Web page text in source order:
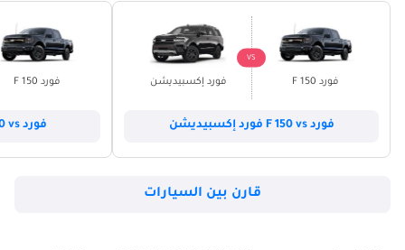
فورد F 150
VS
فورد إكسبيديشن
فورد F 150 vs فورد إكسبيديشن
فورد F 150
فورد F 150 vs فورد إكسبلورر
قارن بين السيارات